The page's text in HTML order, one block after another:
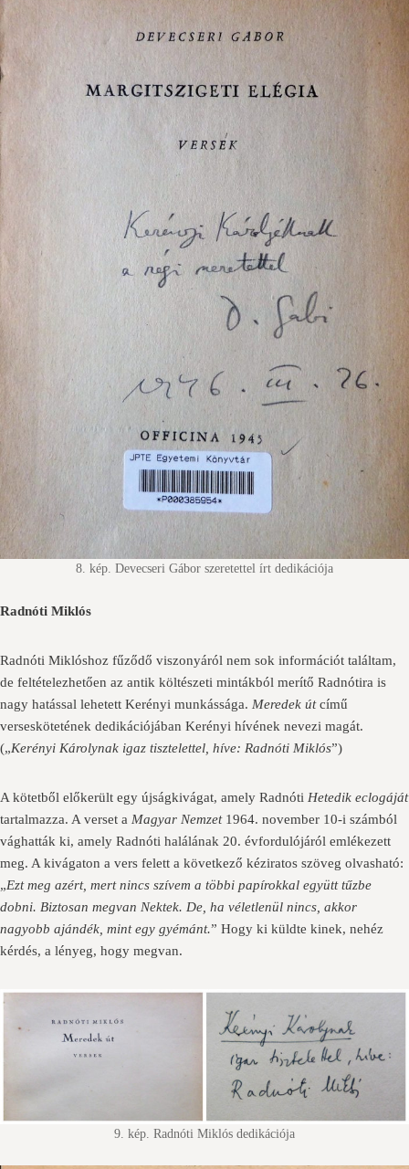
8. kép. Devecseri Gábor szeretettel írt dedikációja
Radnóti Miklós
Radnóti Miklóshoz fűződő viszonyáról nem sok információt találtam,
de feltételezhetően az antik költészeti mintákból merítő Radnótira is
nagy hatással lehetett Kerényi munkássága. Meredek útcímű
verseskötetének dedikációjában Kerényi hívének nevezi magát.
(„Kerényi Károlynak igaz tisztelettel, híve: Radnóti Miklós”)
A kötetből előkerült egy újságkivágat, amely Radnóti Hetedik eclogáját
tartalmazza. A verset a Magyar Nemzet1964. november 10-i számból
vághatták ki, amely Radnóti halálának 20. évfordulójáról emlékezett
meg. A kivágaton a vers felett a következő kéziratos szöveg olvasható:
„Ezt meg azért, mert nincs szívem a többi papírokkal együtt tűzbe
dobni. Biztosan megvan Nektek. De, ha véletlenül nincs, akkor
nagyobb ajándék, mint egy gyémánt.” Hogy ki küldte kinek, nehéz
kérdés, a lényeg, hogy megvan.
9. kép. Radnóti Miklós dedikációja